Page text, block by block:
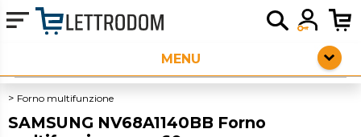
HOME PAGE
ELETTRODOMESTICI LIBERA INSTALLAZIONE
PICCOLI ELETTRODOMESTICI
Forno multifunzione
SAMSUNG NV68A1140BB Forno